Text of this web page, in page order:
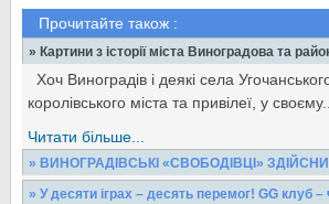
Прочитайте також :
» Картини з історії міста Виноградова та
Хоч Виноградів і деякі села
королівського міста та привілеї, у своєму...
Читати більше...
» ВИНОГРАДІВСЬКІ «СВОБОДІВЦІ»
Близько сотні закарпатських
» У десяти іграх – десять перемог! GG клуб –